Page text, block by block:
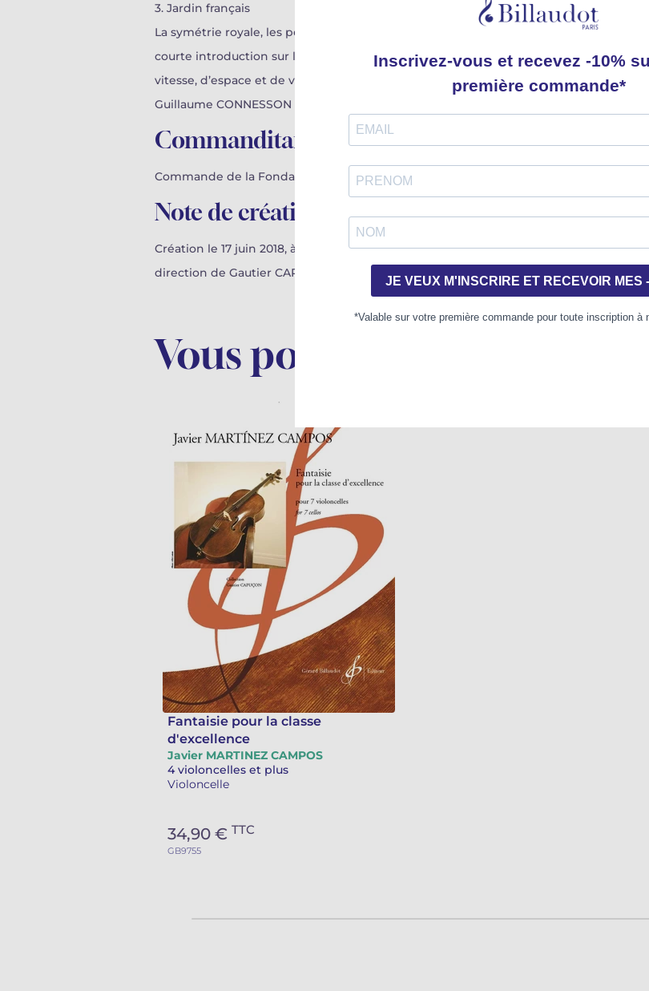
3. Jardin français
La symétrie royale, les perspectives s’échappant vers l’infini et les parterres à
courte introduction sur le rythme pointé « à la française », ce sont les jeux d’eau qui
vitesse, d’espace et de volume, cet Allegro con brio termine mes Trois Jardins par
Guillaume CONNESSON
Commanditaire
Commande de la Fondation Louis Vuitton pour la classe d'excellence de violoncelle
Note de création
Création le 17 juin 2018, à l’auditorium de la Fondation Louis Vuitton, par les élèves
direction de Gautier CAPUÇON.
Vous pourriez aussi aimer
Fantaisie pour la classe
d'excellence
Javier MARTINEZ CAMPOS
4 violoncelles et plus
Violoncelle
34,90 € TTC
GB9755